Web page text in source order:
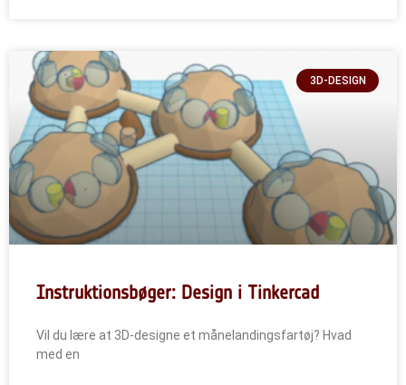
3D-DESIGN
Instruktionsbøger: Design i Tinkercad
Vil du lære at 3D-designe et månelandingsfartøj? Hvad
med en